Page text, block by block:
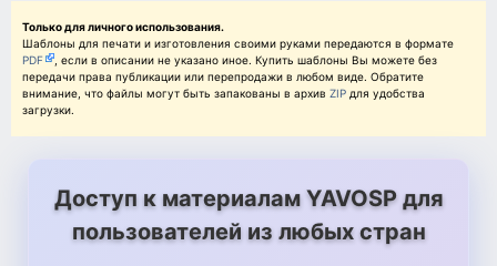
Только для личного использования.
Шаблоны для печати и изготовления своими руками передаются в формате
PDF
, если в описании не указано иное. Купить шаблоны Вы можете без
передачи права публикации или перепродажи в любом виде. Обратите
внимание, что файлы могут быть запакованы в архив ZIP для удобства
загрузки.
Доступ к материалам YAVOSP для
пользователей из любых стран